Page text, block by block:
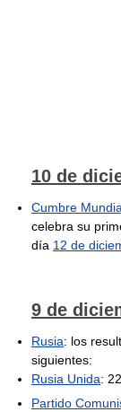
10 de
Cumbre
celebra su
día 12 de
9 de
Rusia: los
siguientes:
Rusia Unida:
Partido